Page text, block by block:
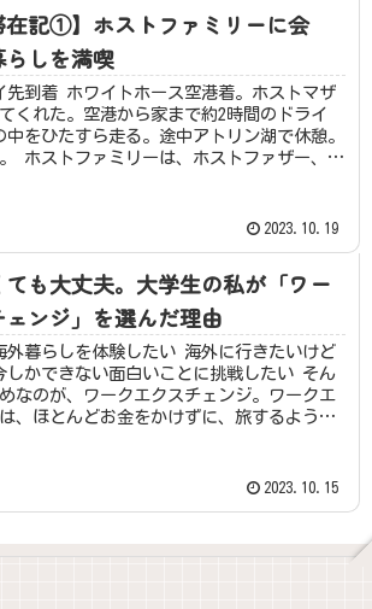
在記①】ホストファミリーに会
しを満喫
先到着 ホワイトホース空港着。ホストマザ
くれた。空港から家まで約2時間のドライ
をひたすら走る。途中アトリン湖で休憩。
ホストファミリーは、ホストファザー、ホ
2023.10.19
も大丈夫。大学生の私が「ワー
ェンジ」を選んだ理由
外暮らしを体験したい 海外に行きたいけど
しかできない面白いことに挑戦したい そん
なのが、ワークエクスチェンジ。ワークエ
、ほとんどお金をかけずに、旅するように
2023.10.15